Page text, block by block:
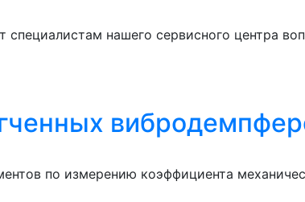
специалистам нашего сервисного центра
по измерению коэффициента